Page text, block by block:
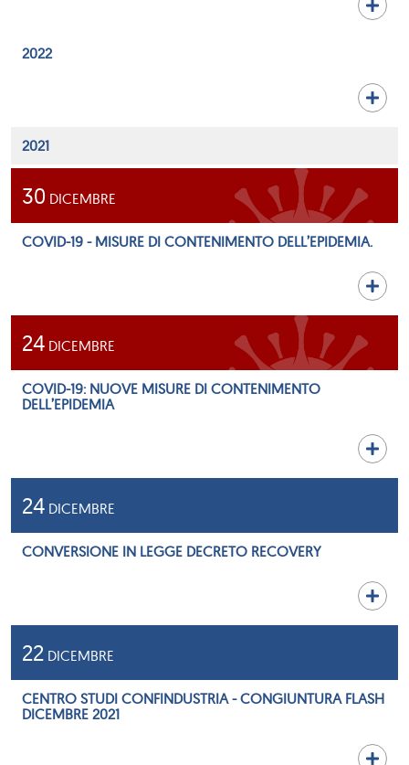
2022
2021
30 DICEMBRE
COVID-19 - MISURE DI CONTENIMENTO DELL’EPIDEMIA.
24 DICEMBRE
COVID-19: NUOVE MISURE DI CONTENIMENTO
DELL’EPIDEMIA
24 DICEMBRE
CONVERSIONE IN LEGGE DECRETO RECOVERY
22 DICEMBRE
CENTRO STUDI CONFINDUSTRIA - CONGIUNTURA FLASH
DICEMBRE 2021